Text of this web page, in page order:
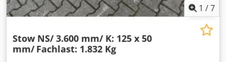
1 /7
Stow NS/ 3.600 mm/ K: 125 x 50
mm/ Fachlast: 1.832 Kg